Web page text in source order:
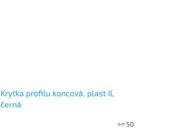
Krytka profilu koncová, plast II,
černá
>= 50